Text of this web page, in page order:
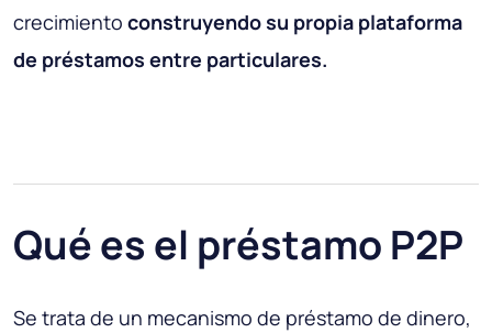
crecimiento construyendo su propia plataforma
de préstamos entre particulares.
Qué es el préstamo P2P
Se trata de un mecanismo de préstamo de dinero,